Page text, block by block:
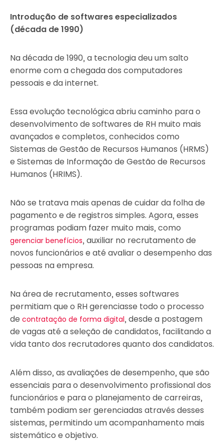
Introdução de softwares especializados
(década de 1990)
Na década de 1990, a tecnologia deu um salto
enorme com a chegada dos computadores
pessoais e da internet.
Essa evolução tecnológica abriu caminho para o
desenvolvimento de softwares de RH muito mais
avançados e completos, conhecidos como
Sistemas de Gestão de Recursos Humanos (HRMS)
e Sistemas de Informação de Gestão de Recursos
Humanos (HRIMS).
Não se tratava mais apenas de cuidar da folha de
pagamento e de registros simples. Agora, esses
programas podiam fazer muito mais, como
gerenciar benefícios, auxiliar no recrutamento de
novos funcionários e até avaliar o desempenho das
pessoas na empresa.
Na área de recrutamento, esses softwares
permitiam que o RH gerenciasse todo o processo
de contratação de forma digital, desde a postagem
de vagas até a seleção de candidatos, facilitando a
vida tanto dos recrutadores quanto dos candidatos.
Além disso, as avaliações de desempenho, que são
essenciais para o desenvolvimento profissional dos
funcionários e para o planejamento de carreiras,
também podiam ser gerenciadas através desses
sistemas, permitindo um acompanhamento mais
sistemático e objetivo.